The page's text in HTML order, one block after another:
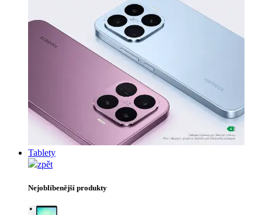
Tablety
zpět
Nejoblíbenější produkty